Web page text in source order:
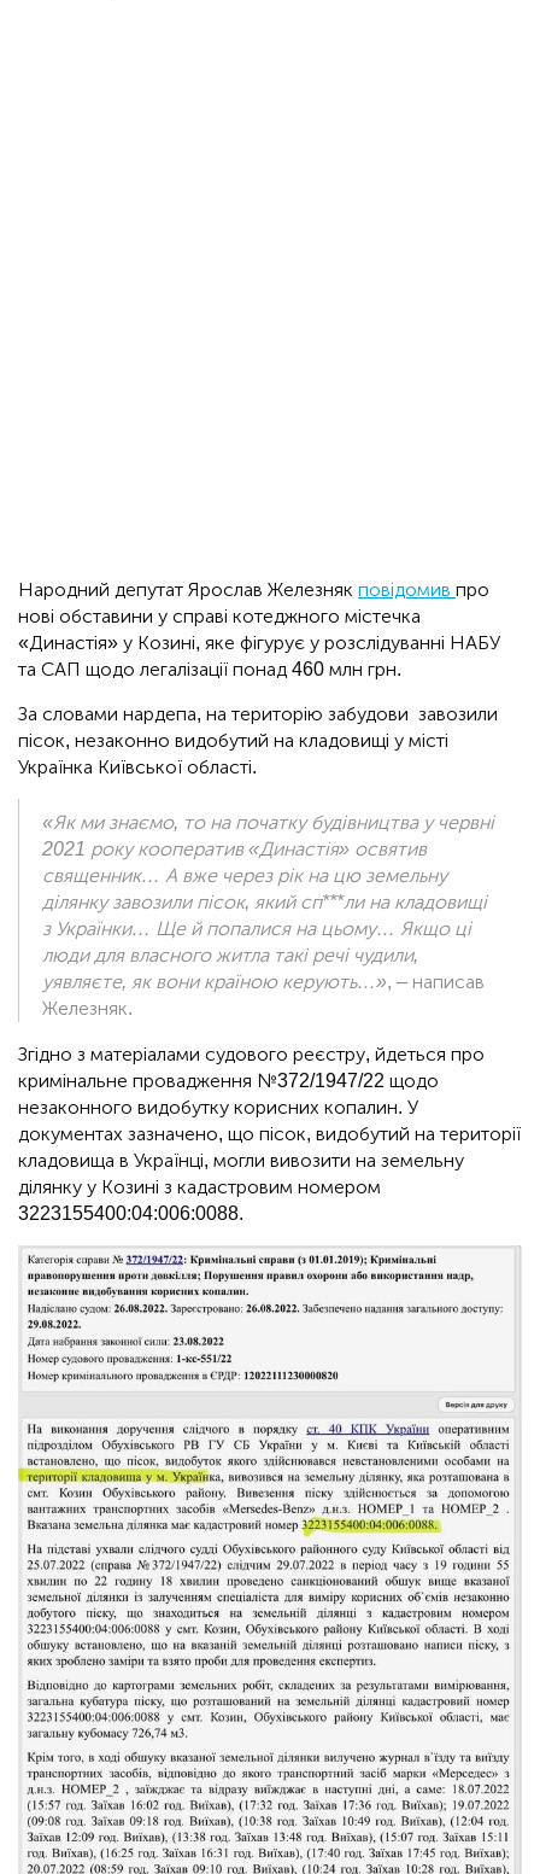
Народний депутат Ярослав Железняк повідомив про
нові обставини у справі котеджного містечка
«Династія» у Козині, яке фігурує у розслідуванні НАБУ
та САП щодо легалізації понад 460 млн грн.
За словами нардепа, на територію забудови завозили
пісок, незаконно видобутий на кладовищі у місті
Українка Київської області.
«Як ми знаємо, то на початку будівництва у червні
2021 року кооператив «Династія» освятив
священник… А вже через рік на цю земельну
ділянку завозили пісок, який сп***ли на кладовищі
з Українки… Ще й попалися на цьому… Якщо ці
люди для власного житла такі речі чудили,
уявляєте, як вони країною керують…», – написав
Железняк.
Згідно з матеріалами судового реєстру, йдеться про
кримінальне провадження №372/1947/22 щодо
незаконного видобутку корисних копалин. У
документах зазначено, що пісок, видобутий на території
кладовища в Українці, могли вивозити на земельну
ділянку у Козині з кадастровим номером
3223155400:04:006:0088.